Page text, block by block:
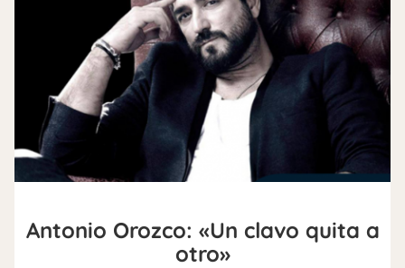
Antonio Orozco: «Un clavo quita a
otro»